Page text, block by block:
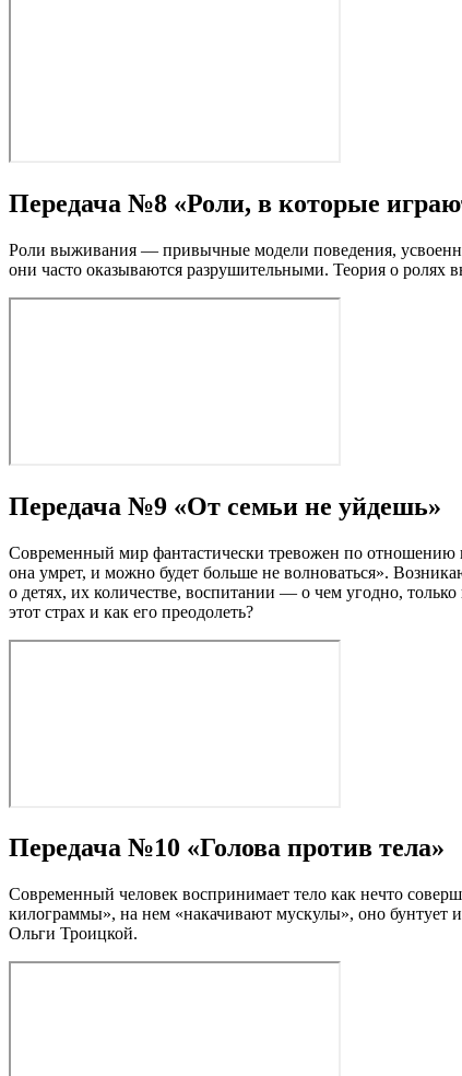
Передача №8 «Роли, в которые
Роли выживания — привычные модели поведения,
они часто оказываются разрушительными. Теория о
Передача №9 «От семьи не уйдешь»
Современный мир фантастически тревожен по отношению
она умрет, и можно будет больше не волноваться».
о детях, их количестве, воспитании — о чем угодно,
этот страх и как его преодолеть?
Передача №10 «Голова против тела»
Современный человек воспринимает тело как нечто
килограммы», на нем «накачивают мускулы», оно бунтует
Ольги Троицкой.